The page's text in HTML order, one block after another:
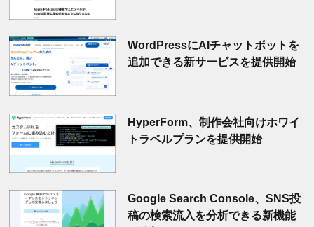
WordPressにAIチャットボットを
追加できる新サービスを提供開始
HyperForm、制作会社向けホワイ
トラベルプランを提供開始
Google Search Console、SNS投
稿の検索流入を分析できる新機能